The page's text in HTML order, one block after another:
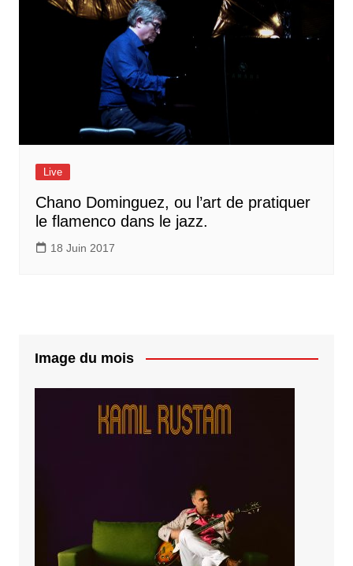
Live
Chano Dominguez, ou l’art de pratiquer
le flamenco dans le jazz.
18 Juin 2017
Image du mois